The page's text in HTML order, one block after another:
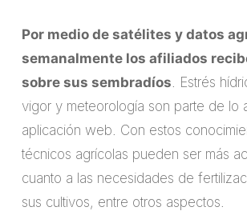
Por medio de satélites y datos
semanalmente los afiliados
sobre sus sembradíos. Estrés
vigor y meteorología son parte de lo
aplicación web. Con estos
técnicos agrícolas pueden ser más
cuanto a las necesidades de
sus cultivos, entre otros aspectos.